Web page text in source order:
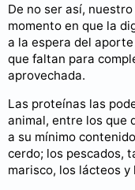
De no ser así,
momento en que la
a la espera del
que faltan para
aprovechada.
Las proteínas las
animal, entre los que
a su mínimo
cerdo; los pescados,
marisco, los lácteos y